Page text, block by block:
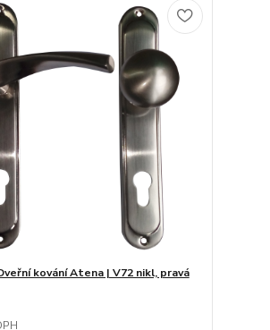
kování Atena | V72 nikl, pravá